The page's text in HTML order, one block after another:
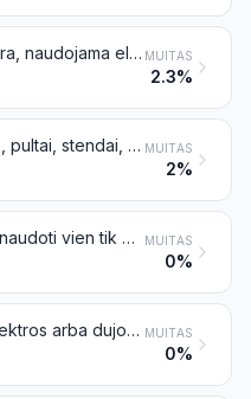
Elektros aparatūra, naudojama elektros grandinėms įjungti, išjungti, perjungti ar apsaugoti, taip pat elektros grandinėms prijungti arba sujungti (pavyzdžiui, jungikliai, relės, saugikliai, viršįtampių slopintuvai, kištukai, kištukiniai lizdai, elektros lempų laikikliai ir kitos jungtys, jungiamosios dėžutės), skirta ne aukštesnei kaip 1000 V įtampai; šviesolaidžių, šviesolaidžių grįžčių arba kabelių jungtys MUITAS
2.3%
Skydai, plokštės, pultai, stendai, skirstomosios spintos ir kiti konstrukcijų pagrindai, kuriuose sumontuoti ne mažiau kaip du aparatai, priskiriami 8535 arba 8536 pozicijai, naudojami elektros srovės valdymui arba paskirstymui, įskaitant konstrukcijų pagrindus, kuriuose sumontuoti prietaisai arba aparatai, priskiriami 90 skirsniui, ir skaitmeninio programinio valdymo aparatai, tačiau neįskaitant komutatorių, priskiriamų 8517 pozicijai MUITAS
2%
Dalys, tinkamos naudoti vien tik arba daugiausia su aparatais, priskiriamais 8535, 8536 arba 8537 pozicijai MUITAS
0%
Kaitinamosios elektros arba dujošvytės lempos, įskaitant sandarias kryptinių spindulių ir ultravioletines arba infraraudonąsias lempas; lankinės lempos; šviesos diodų (LED) šviesos šaltiniai MUITAS
0%